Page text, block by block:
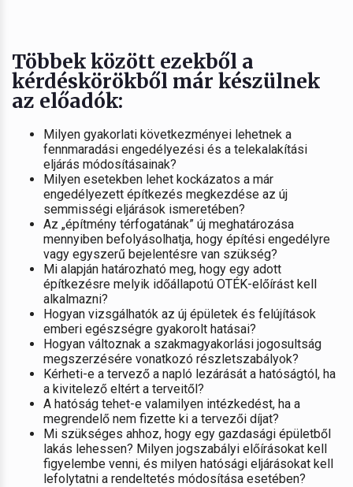
Többek között ezekből a
kérdéskörökből már készülnek
az előadók:
Milyen gyakorlati következményei lehetnek a
fennmaradási engedélyezési és a telekalakítási
eljárás módosításainak?
Milyen esetekben lehet kockázatos a már
engedélyezett építkezés megkezdése az új
semmisségi eljárások ismeretében?
Az „építmény térfogatának” új meghatározása
mennyiben befolyásolhatja, hogy építési engedélyre
vagy egyszerű bejelentésre van szükség?
Mi alapján határozható meg, hogy egy adott
építkezésre melyik időállapotú OTÉK-előírást kell
alkalmazni?
Hogyan vizsgálhatók az új épületek és felújítások
emberi egészségre gyakorolt hatásai?
Hogyan változnak a szakmagyakorlási jogosultság
megszerzésére vonatkozó részletszabályok?
Kérheti-e a tervező a napló lezárását a hatóságtól, ha
a kivitelező eltért a terveitől?
A hatóság tehet-e valamilyen intézkedést, ha a
megrendelő nem fizette ki a tervezői díjat?
Mi szükséges ahhoz, hogy egy gazdasági épületből
lakás lehessen? Milyen jogszabályi előírásokat kell
figyelembe venni, és milyen hatósági eljárásokat kell
lefolytatni a rendeltetés módosítása esetében?